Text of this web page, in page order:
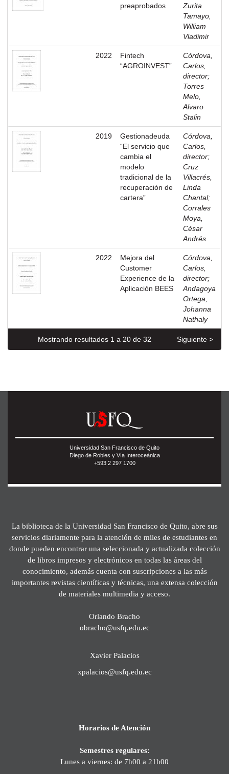
preaprobados
Zurita
Tamayo,
William
Vladimir
2022
Fintech
“AGROINVEST”
Córdova,
Carlos,
director;
Torres
Melo,
Alvaro
Stalin
2019
Gestionadeuda
“El servicio que
cambia el
modelo
tradicional de la
recuperación de
cartera”
Córdova,
Carlos,
director;
Cruz
Villacrés,
Linda
Chantal;
Corrales
Moya,
César
Andrés
2022
Mejora del
Customer
Experience de la
Aplicación BEES
Córdova,
Carlos,
director;
Andagoya
Ortega,
Johanna
Nathaly
Mostrando resultados 1 a 20 de 32 Siguiente >
Universidad San Francisco de Quito
Diego de Robles y Vía Interoceánica
+593 2 297 1700
La biblioteca de la Universidad San Francisco de Quito, abre sus
servicios diariamente para la atención de miles de estudiantes en
donde pueden encontrar una seleccionada y actualizada colección
de libros impresos y electrónicos en todas las áreas del
conocimiento, además cuenta con suscripciones a las más
importantes revistas científicas y técnicas, una extensa colección
de materiales multimedia y acceso.
Orlando Bracho
obracho@usfq.edu.ec
Xavier Palacios
xpalacios@usfq.edu.ec
Horarios de Atención
Semestres regulares:
Lunes a viernes: de 7h00 a 21h00